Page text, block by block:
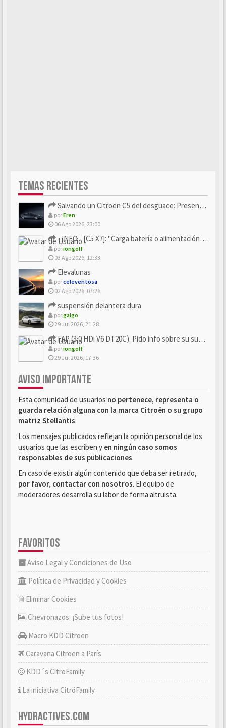
TEMAS RECIENTES
Salvando un Citroën C5 del desguace: Presentación y seguimiento
porEren
06 Ago 2026, 23:00
- INFO - [C5 X7]: "Carga batería o alimentación eléctri...
poriongolf
03 Ago 2026, 12:33
Elevalunas
porceleventosa
02 Ago 2026, 07:26
suspensión delantera dura
porgalgo
29 Jul 2026, 21:28
FAP (3.0 HDi V6 DT20C). Pido info sobre su sustitución
poriongolf
29 Jul 2026, 17:36
AVISO IMPORTANTE
Esta comunidad de usuarios no pertenece, representa o
guarda relación alguna con la marca Citroën o su grupo
matriz Stellantis.
Los mensajes publicados reflejan la opinión personal de los
usuarios que las escriben y en ningún caso somos
responsables de sus publicaciones.
En caso de existir algún contenido que deba ser retirado,
por favor, contactar con nosotros. El equipo de
moderadores desarrolla su labor de forma altruista.
FAVORITOS
Aviso Legal y Condiciones de Uso
Política de Privacidad y Cookies
Eliminar Cookies
Chevronazos: ¡Sube tus fotos!
Macro KDD Citroën
Caravana Citroën a París
KDD´s CitröFamily
La iniciativa CitröFamily
HYDRACTIVES.COM